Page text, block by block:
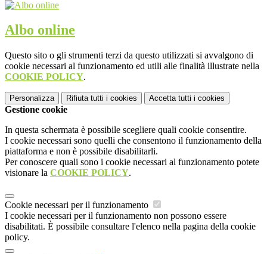
Albo online
Questo sito o gli strumenti terzi da questo utilizzati si avvalgono di
cookie necessari al funzionamento ed utili alle finalità illustrate nella
COOKIE POLICY.
Personalizza Rifiuta tutti i cookies Accetta tutti i cookies
Gestione cookie
In questa schermata è possibile scegliere quali cookie consentire.
I cookie necessari sono quelli che consentono il funzionamento della
piattaforma e non è possibile disabilitarli.
Per conoscere quali sono i cookie necessari al funzionamento potete
visionare la COOKIE POLICY.
Cookie necessari per il funzionamento
I cookie necessari per il funzionamento non possono essere
disabilitati. È possibile consultare l'elenco nella pagina della cookie
policy.